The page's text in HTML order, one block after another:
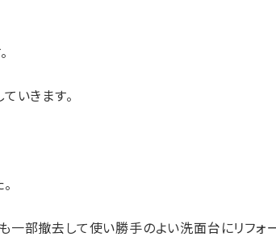
いきます。
部撤去して使い勝手のよい洗面台にリフォー